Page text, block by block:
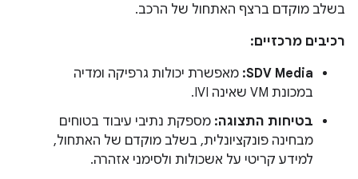
בשלב מוקדם ברצף האתחול של הרכב.
רכיבים מרכזיים:
SDV Media: מאפשרת יכולות גרפיקה ומדיה
במכונת VM שאינה IVI.
בטיחות התצוגה: מספקת נתיבי עיבוד בטוחים
מבחינה פונקציונלית, בשלב מוקדם של האתחול,
למידע קריטי על אשכולות ולסימני אזהרה.